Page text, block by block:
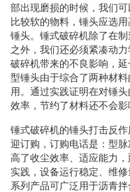
部出现磨损的时候，我们
比较软的物料，锤头应选
锤头。锤式破碎机除了在
之外，我们还必须紧凑动
破碎机带来的不良影响，
型锤头由于综合了两种材
用。通过实践证明在对锤
效率，节约了材料还不会影
锤式破碎机的锤头打击反
迎订购，订购电话是：型
高了收尘效率、适应能力
实践，设备运行稳定、维
系列产品可广泛用于沥青